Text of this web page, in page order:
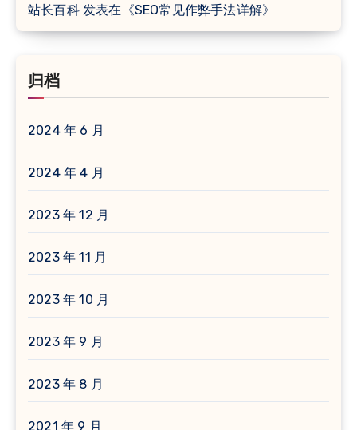
站长百科发表在《SEO常见作弊手法详解》
归档
2024 年 6 月
2024 年 4 月
2023 年 12 月
2023 年 11 月
2023 年 10 月
2023 年 9 月
2023 年 8 月
2021 年 9 月